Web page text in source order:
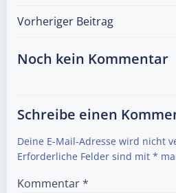
Post
navigation
Vorheriger Beitrag
Noch kein Kommentar
Schreibe einen
Deine E-Mail-Adresse wird nicht
Erforderliche Felder sind mit *
Kommentar*